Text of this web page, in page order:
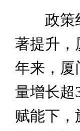
政策红
著提升，
年来，厦
量增长超
赋能下，